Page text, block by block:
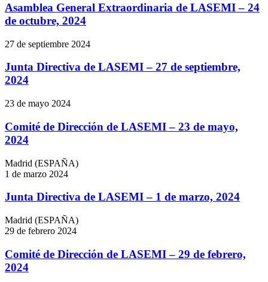
Asamblea General Extraordinaria de LASEMI – 24
de octubre, 2024
27 de septiembre 2024
Junta Directiva de LASEMI – 27 de septiembre,
2024
23 de mayo 2024
Comité de Dirección de LASEMI – 23 de mayo,
2024
Madrid (ESPAÑA)
1 de marzo 2024
Junta Directiva de LASEMI – 1 de marzo, 2024
Madrid (ESPAÑA)
29 de febrero 2024
Comité de Dirección de LASEMI – 29 de febrero,
2024